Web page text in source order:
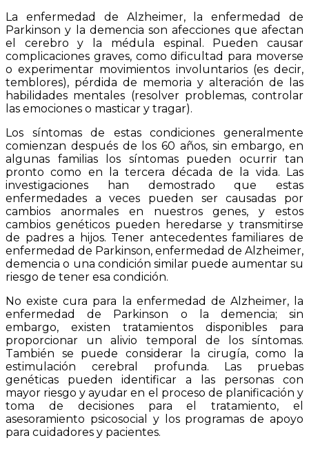
La enfermedad de Alzheimer, la enfermedad de
Parkinson y la demencia son afecciones que afectan
el cerebro y la médula espinal. Pueden causar
complicaciones graves, como dificultad para moverse
o experimentar movimientos involuntarios (es decir,
temblores), pérdida de memoria y alteración de las
habilidades mentales (resolver problemas, controlar
las emociones o masticar y tragar).
Los síntomas de estas condiciones generalmente
comienzan después de los 60 años, sin embargo, en
algunas familias los síntomas pueden ocurrir tan
pronto como en la tercera década de la vida. Las
investigaciones han demostrado que estas
enfermedades a veces pueden ser causadas por
cambios anormales en nuestros genes, y estos
cambios genéticos pueden heredarse y transmitirse
de padres a hijos. Tener antecedentes familiares de
enfermedad de Parkinson, enfermedad de Alzheimer,
demencia o una condición similar puede aumentar su
riesgo de tener esa condición.
No existe cura para la enfermedad de Alzheimer, la
enfermedad de Parkinson o la demencia; sin
embargo, existen tratamientos disponibles para
proporcionar un alivio temporal de los síntomas.
También se puede considerar la cirugía, como la
estimulación cerebral profunda. Las pruebas
genéticas pueden identificar a las personas con
mayor riesgo y ayudar en el proceso de planificación y
toma de decisiones para el tratamiento, el
asesoramiento psicosocial y los programas de apoyo
para cuidadores y pacientes.